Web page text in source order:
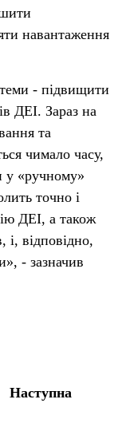
навантаження
- підвищити
ДЕІ. Зараз на
та
чимало часу,
у «ручному»
точно і
ДЕІ, а також
і, відповідно,
- зазначив
Наступна